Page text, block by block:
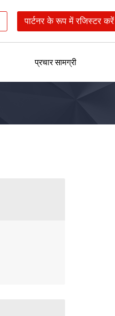
पार्टनर के रूप में रजिस्टर करें
प्रचार सामग्री